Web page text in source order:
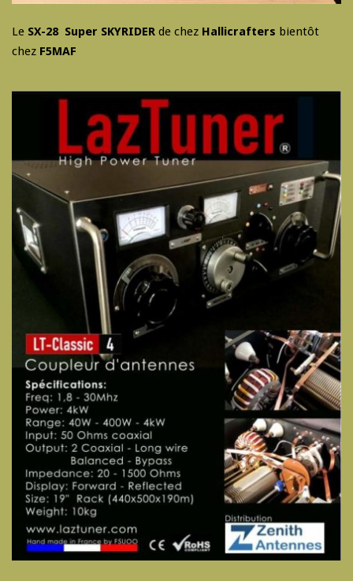
Le SX-28 Super SKYRIDER de chez Hallicrafters bientôt
chez F5MAF